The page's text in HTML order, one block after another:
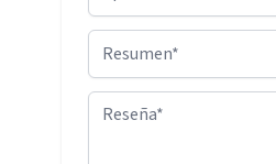
Resumen
Reseña